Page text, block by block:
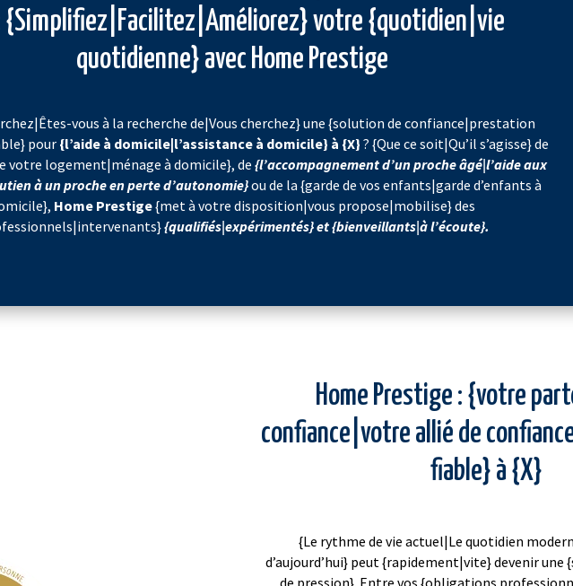
{Simplifiez|Facilitez|Améliorez} votre {quotidien|vie
quotidienne} avec Home Prestige
vous à la recherche de|Vous cherchez} une {solution de confiance|prestation
pour{l’aide à domicile|l’assistance à domicile} à {X} ? {Que ce soit|Qu’il s’agisse} de
votre logement|ménage à domicile}, de {l’accompagnement d’un proche âgé|l’aide aux
à un proche en perte d’autonomie}ou de la {garde de vos enfants|garde d’enfants à
Home Prestige{met à votre disposition|vous propose|mobilise} des
{qualifiés|expérimentés} et {bienveillants|à l’écoute}.
Home Prestige : {votre
confiance|votre allié de
fiable} à {X}
{Le rythme de vie actuel|Le quotidien
d’aujourd’hui} peut {rapidement|vite} devenir une